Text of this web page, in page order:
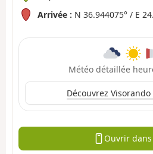
Arrivée : N 36.944075° / E
Météo détaillée
Découvrez
Ouvrir